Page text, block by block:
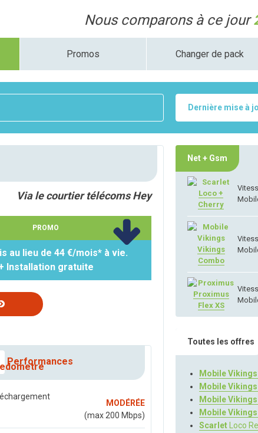
Nous comparons à ce jour
Promos Changer de pack
Dernière mise à
Via le courtier télécoms Hey
PROMO
au lieu de 44 €/mois* à vie.
Installation gratuite
Performances
MODÉRÉE
(max 200 Mbps)
Net + Gsm
Loco +
Cherry
Vikings
Combo
Proximus
Flex XS
Toutes les offres
Mobile Vikings
Mobile Vikings
Mobile Vikings
Mobile Vikings
Scarlet Loco